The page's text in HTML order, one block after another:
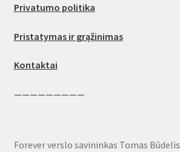
Privatumo politika
Pristatymas ir grąžinimas
Kontaktai
—————————
Forever verslo savininkas Tomas Būdelis